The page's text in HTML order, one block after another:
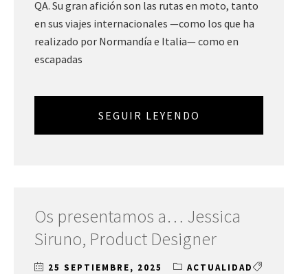
QA. Su gran afición son las rutas en moto, tanto
en sus viajes internacionales —como los que ha
realizado por Normandía e Italia— como en
escapadas
SEGUIR LEYENDO
Os presentamos a… Jessica
Siruno, Product Designer
25 SEPTIEMBRE, 2025
ACTUALIDAD